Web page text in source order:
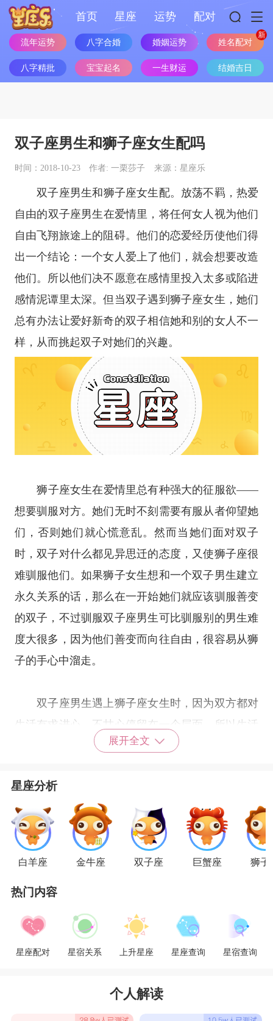
首页 星座 运势 配对
流年运势 八字合婚 婚姻运势 姓名配对
八字精批 宝宝起名 一生财运 结婚吉日
双子座男生和狮子座女生配吗
时间：2018-10-23 作者: 一栗莎子 来源：星座乐
双子座男生和狮子座女生配。放荡不羁，热爱
自由的双子座男生在爱情里，将任何女人视为他们
自由飞翔旅途上的阻碍。他们的恋爱经历使他们得
出一个结论：一个女人爱上了他们，就会想要改造
他们。所以他们决不愿意在感情里投入太多或陷进
感情泥谭里太深。但当双子遇到 狮子座女生，她们
总有办法让爱好新奇的双子相信她和别的女人不一
样，从而挑起双子对她们的兴趣。
狮子座女生在爱情里总有种强大的征服欲——
想要驯服对方。她们无时不刻需要有服从者仰望她
们，否则她们就心慌意乱。然而当她们面对双子
时，双子对什么都见异思迁的态度，又使狮子座很
难驯服他们。如果狮子女生想和一个双子男生建立
永久关系的话，那么在一开始她们就应该驯服善变
的双子，不过驯服双子座男生可比驯服别的男生难
度大很多，因为他们善变而向往自由，很容易从狮
子的手心中溜走。
双子座男生遇上狮子座女生时，因为双方都对
生活有求进心，不甘心停留在一个层面，所以生活
节奏上，可以达到很合拍的默契。虽然他们的内心
座的人虽然多变，但面对狮子座的霸气，很自然就
会收敛起来，狮子座也可以用一种豁达的心去包容
双子们那一种善变贪鲜的性格。所以，这样的搭
配，在情侣中是非常理想的一对。
爱好交际的双子座男生和喜好交友的狮子座女
生，在社交方面很相似，所以他们不会试图去阻碍
对方的人际交往。但狮子与身俱来的霸气，会让她
们需要双子顺从于她们，若是她们在无形中表现
约束，用相当有强制意味的“狮爱”来对双子，那可
展开全文
星座分析
白羊座 金牛座 双子座 巨蟹座 狮子
热门内容
星座配对 星宿关系 上升星座 星座查询 星宿查询
个人解读